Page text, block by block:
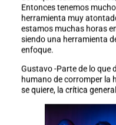
Entonces tenemos
herramienta muy
estamos muchas horas
siendo una herramienta
enfoque.
Gustavo -Parte de lo que
humano de corromper la
se quiere, la crítica